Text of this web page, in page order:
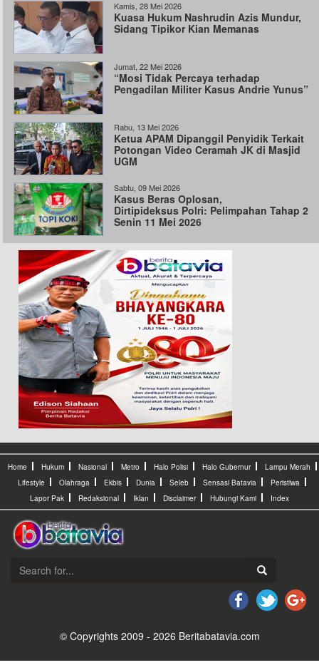
Kamis, 28 Mei 2026
Kuasa Hukum Nashrudin Azis Mundur,
Sidang Tipikor Kian Memanas
Jumat, 22 Mei 2026
“Mosi Tidak Percaya terhadap
Pengadilan Militer Kasus Andrie Yunus”
Rabu, 13 Mei 2026
Ketua APAM Dipanggil Penyidik Terkait
Potongan Video Ceramah JK di Masjid
UGM
Sabtu, 09 Mei 2026
Kasus Beras Oplosan,
Dirtipideksus Polri: Pelimpahan Tahap 2
Senin 11 Mei 2026
Home Hukum Nasional Metro Halo Polisi Halo Gubernur
Lampu Merah
Lifestyle
Olahraga Ekbis Dunia Seleb Sensasi Batavia
Peristiwa
Lapor Pak
Redaksional Iklan Disclaimer Hubungi Kami Index
© Copyrights 2009 - 2026 Beritabatavia.com